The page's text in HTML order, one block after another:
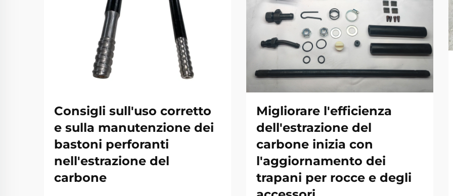
Consigli sull'uso corretto
e sulla manutenzione dei
bastoni perforanti
nell'estrazione del
carbone
Migliorare l'efficienza
dell'estrazione del
carbone inizia con
l'aggiornamento dei
trapani per rocce e degli